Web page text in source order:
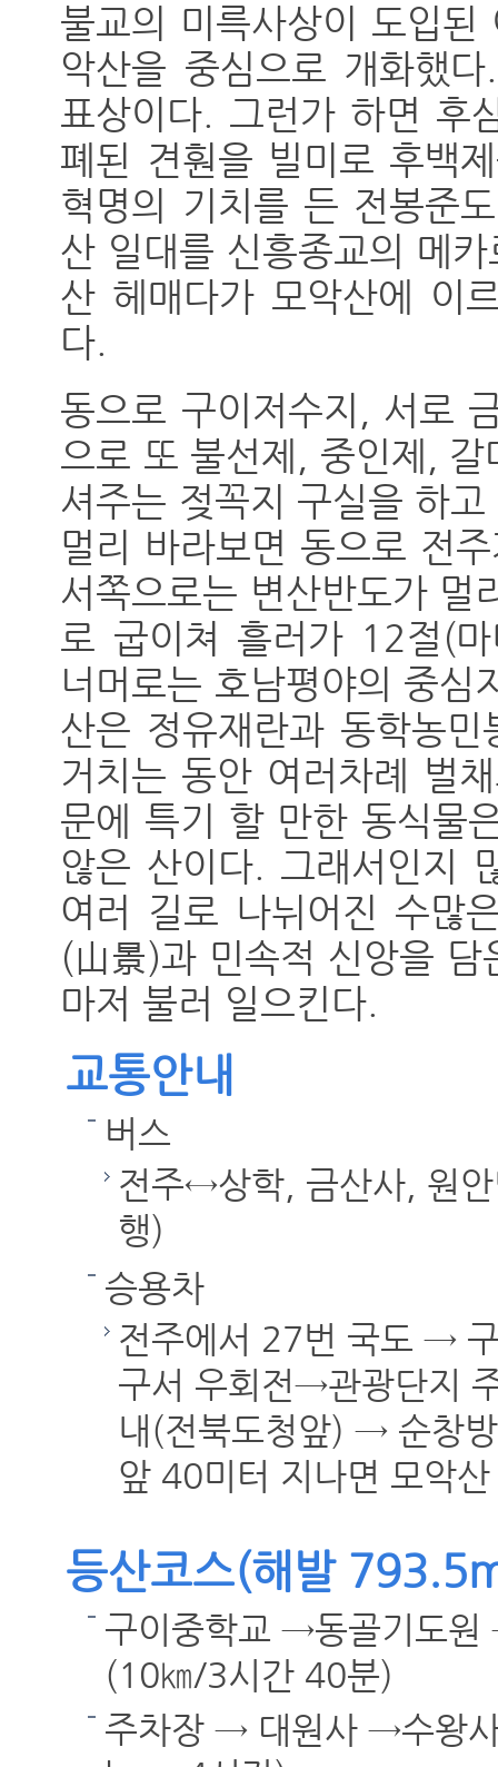
불교의 미륵사상이 도입
악산을 중심으로 개화했
표상이다. 그런가 하면 후
폐된 견훤을 빌미로 후백
혁명의 기치를 든 전봉준
산 일대를 신흥종교의 메
산 헤매다가 모악산에 이
다.
동으로 구이저수지, 서로
으로 또 불선제, 중인제,
셔주는 젖꼭지 구실을 하
멀리 바라보면 동으로 전
서쪽으로는 변산반도가 멀
로 굽이쳐 흘러가 12절(
너머로는 호남평야의 중심
산은 정유재란과 동학농
거치는 동안 여러차례 벌
문에 특기 할 만한 동식물
않은 산이다. 그래서인지
여러 길로 나뉘어진 수많
(山景)과 민속적 신앙을
마저 불러 일으킨다.
교통안내
버스
전주↔상학, 금산사, 원
행)
승용차
전주에서 27번 국도 →
구서 우회전→관광단지
내(전북도청앞) → 순창
앞 40미터 지나면 모악
등산코스(해발
구이중학교 →동골기도
(10㎞/3시간 40분)
주차장 → 대원사 →수왕